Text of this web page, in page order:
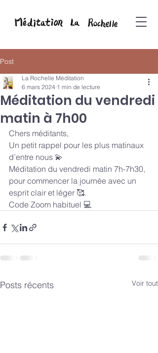
Post
Méditation du vendredi
matin à 7h00
La Rochelle Méditation
6 mars 2024 1 min de lecture
Chers méditants,
Un petit rappel pour les plus matinaux
d’entre nous 💫
Méditation du vendredi matin 7h-7h30,
pour commencer la journée avec un
esprit clair et léger 🥰.
Code Zoom habituel 💻
Posts récents Voir tout